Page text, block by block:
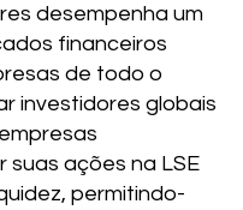
desempenha um
financeiros
de todo o
investidores globais
suas ações na LSE
permitindo-